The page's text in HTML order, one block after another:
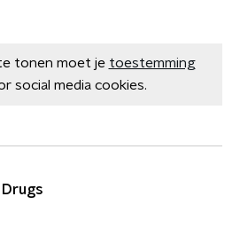
tonen moet je toestemming
social media cookies.
Drugs